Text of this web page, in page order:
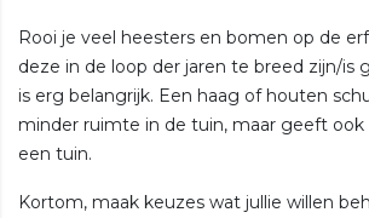
Rooi je veel heesters en bomen op de
deze in de loop der jaren te breed zijn/is
is erg belangrijk. Een haag of houten
minder ruimte in de tuin, maar geeft
een tuin.
Kortom, maak keuzes wat jullie willen